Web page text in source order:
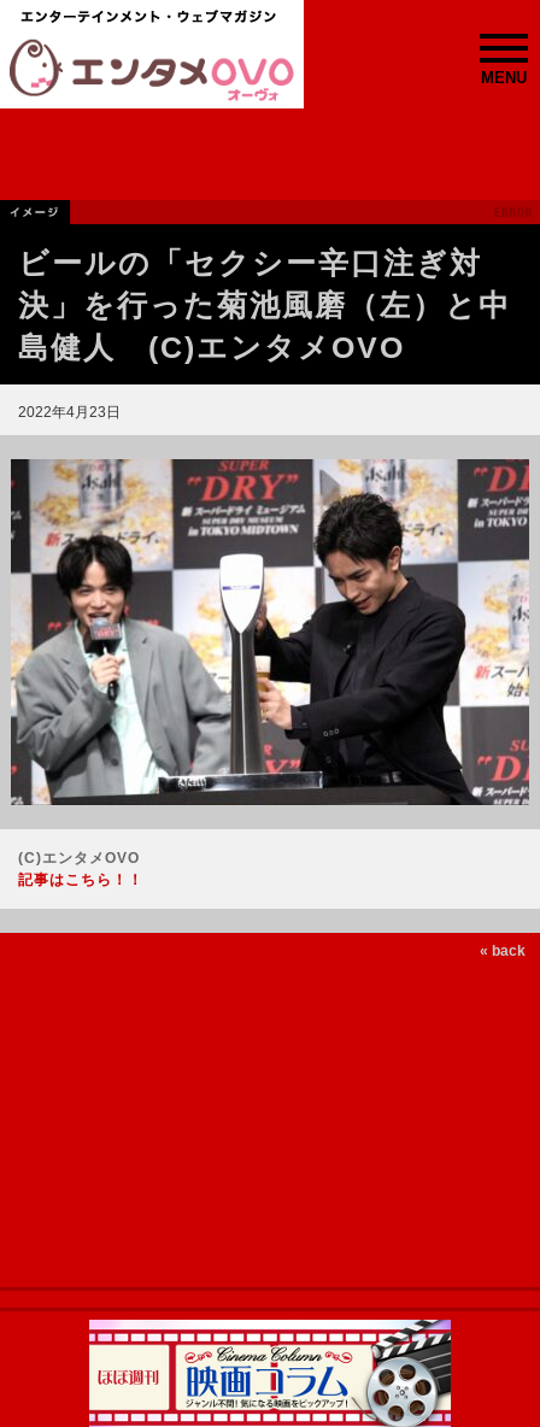
MENU
ビールの「セクシー辛口注ぎ対
決」を行った菊池風磨（左）と中
島健人 (C)エンタメOVO
2022年4月23日
(C)エンタメOVO
記事はこちら！！
« back